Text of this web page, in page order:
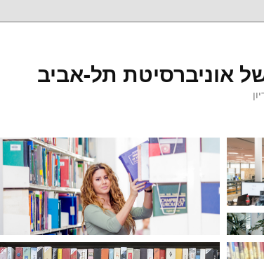
אוניברסיטת תל-אביב